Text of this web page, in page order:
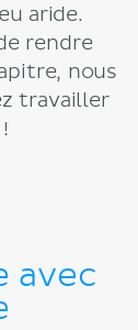
aride.
rendre
nous
travailler
avec